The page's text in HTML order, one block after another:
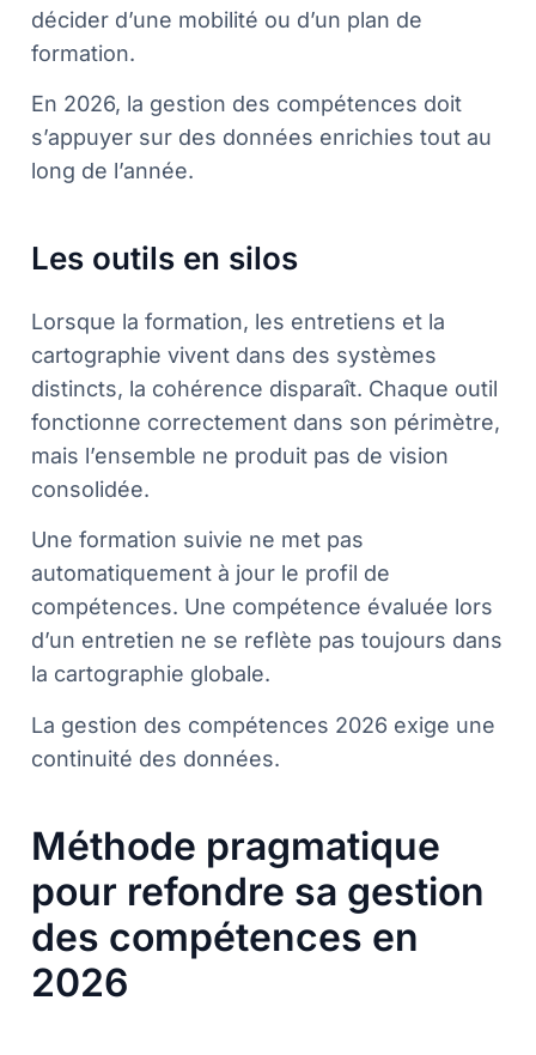
décider d’une mobilité ou d’un plan de
formation.
En 2026, la gestion des compétences doit
s’appuyer sur des données enrichies tout au
long de l’année.
Les outils en silos
Lorsque la formation, les entretiens et la
cartographie vivent dans des systèmes
distincts, la cohérence disparaît. Chaque outil
fonctionne correctement dans son périmètre,
mais l’ensemble ne produit pas de vision
consolidée.
Une formation suivie ne met pas
automatiquement à jour le profil de
compétences. Une compétence évaluée lors
d’un entretien ne se reflète pas toujours dans
la cartographie globale.
La gestion des compétences 2026 exige une
continuité des données.
Méthode pragmatique
pour refondre sa gestion
des compétences en
2026